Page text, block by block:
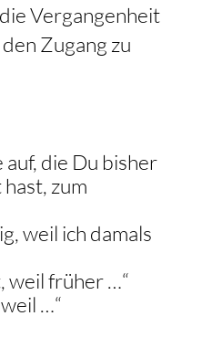
Vergangenheit
Zugang zu
die Du bisher
zum
weil ich damals
weil früher …“
…“